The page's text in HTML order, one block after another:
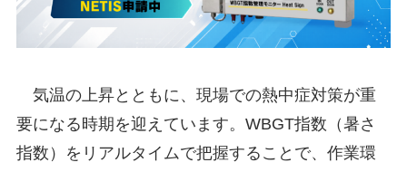
気温の上昇とともに、現場での熱中症対策が重
要になる時期を迎えています。WBGT指数（暑さ
指数）をリアルタイムで把握することで、作業環